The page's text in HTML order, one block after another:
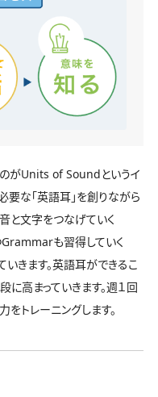
がUnits of Soundというイ
要な「英語耳」を創りながら
と文字をつなげていく
も習得していく
きます。英語耳ができるこ
に高まっていきます。週１回
トレーニングします。